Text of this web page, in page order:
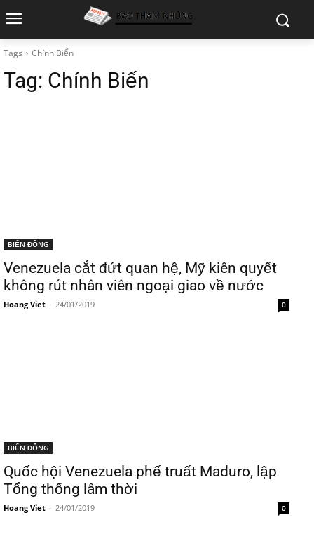
Tags Chính Biến
Tag: Chính Biến
BIỂN ĐÔNG
Venezuela cắt đứt quan hệ, Mỹ kiên quyết
không rút nhân viên ngoại giao về nước
Hoang Viet - 24/01/2019 0
BIỂN ĐÔNG
Quốc hội Venezuela phế truất Maduro, lập
Tổng thống lâm thời
Hoang Viet - 24/01/2019 0